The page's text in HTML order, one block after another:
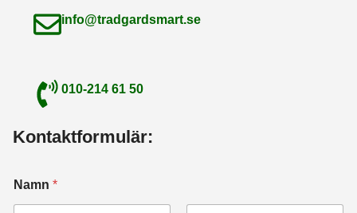
info@tradgardsmart.se
010-214 61 50
Kontaktformulär:
Namn *